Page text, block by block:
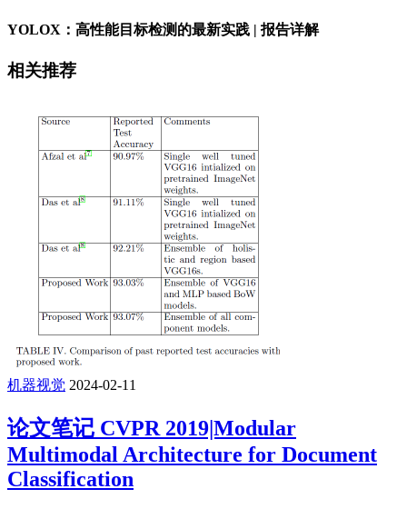
YOLOX：高性能目标检测的最新实践 | 报告详解
相关推荐
机器视觉 2024-02-11
论文笔记 CVPR 2019|Modular
Multimodal Architecture for Document
Classification